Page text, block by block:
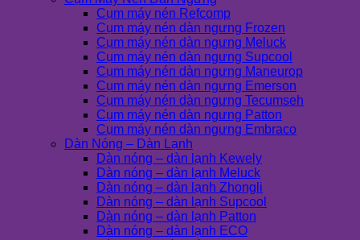
Cụm máy nén Refcomp
Cụm máy nén dàn ngưng Frozen
Cụm máy nén dàn ngưng Meluck
Cụm máy nén dàn ngưng Supcool
Cụm máy nén dàn ngưng Maneurop
Cụm máy nén dàn ngưng Emerson
Cụm máy nén dàn ngưng Tecumseh
Cụm máy nén dàn ngưng Patton
Cụm máy nén dàn ngưng Embraco
Dàn Nóng – Dàn Lạnh
Dàn nóng – dàn lạnh Kewely
Dàn nóng – dàn lạnh Meluck
Dàn nóng – dàn lạnh Zhongli
Dàn nóng – dàn lạnh Supcool
Dàn nóng – dàn lạnh Patton
Dàn nóng – dàn lạnh ECO